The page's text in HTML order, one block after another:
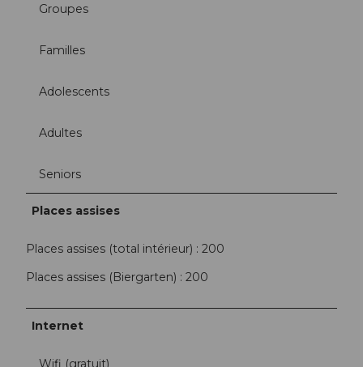
Groupes
Familles
Adolescents
Adultes
Seniors
Places assises
Places assises (total intérieur) : 200
Places assises (Biergarten) : 200
Internet
Wifi (gratuit)